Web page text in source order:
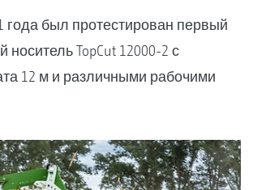
года был протестирован первый
TopCut 12000-2 с
12 м и различными рабочими